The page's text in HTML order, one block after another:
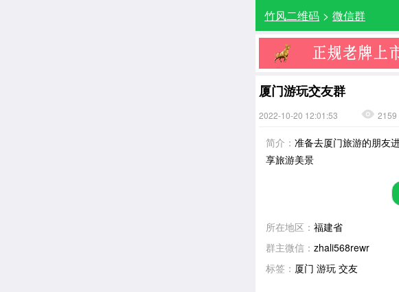
竹风二维码 > 微信群
厦门游玩交友群
2022-10-20 12:01:53 2159
简介： 准备去厦门旅游的朋友
享旅游美景
所在地区： 福建省
群主微信： zhali568rewr
标签： 厦门 游玩 交友